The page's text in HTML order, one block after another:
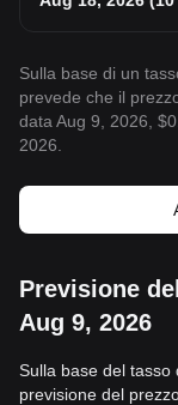
Sulla base di un
prevede che il
data Aug 9, 2026,
2026.
Previsione
Aug 9, 2026
Sulla base del tasso
previsione del